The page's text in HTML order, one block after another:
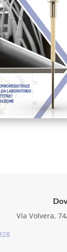
Via Volvera,